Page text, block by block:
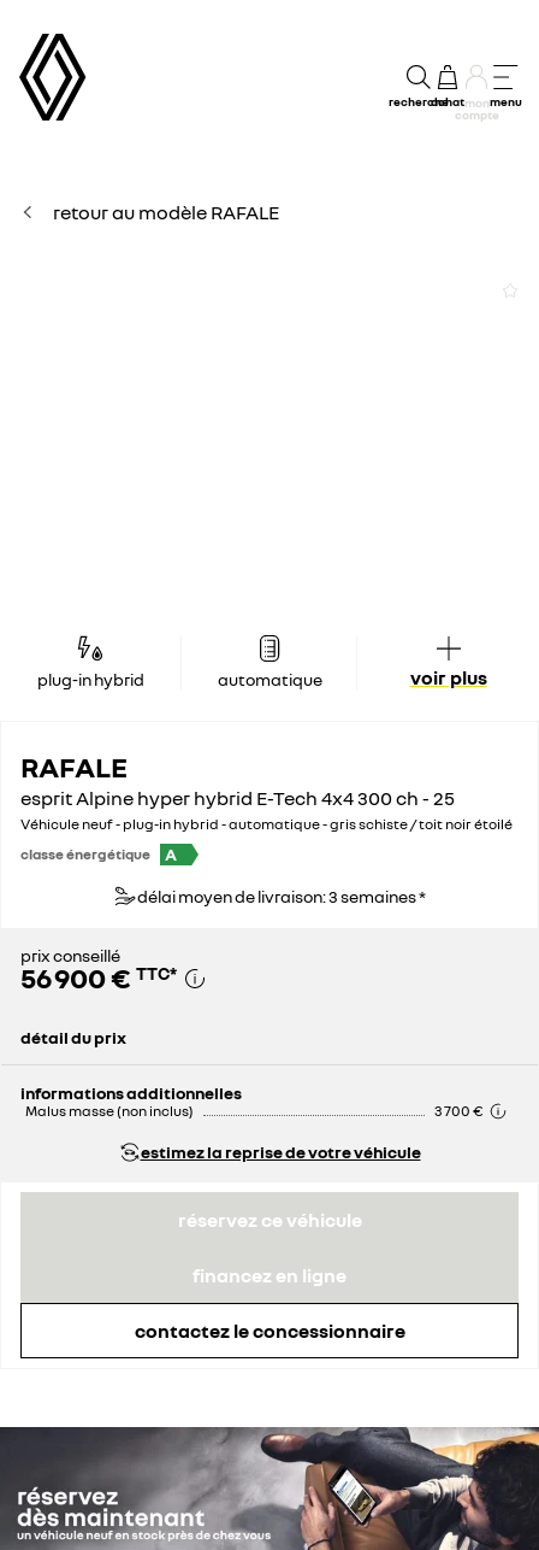
rechercheachatmon
compte
menu
retour au modèle RAFALE
plug-in hybrid automatique voir plus
RAFALE
esprit Alpine hyper hybrid E-Tech 4x4 300 ch - 25
Véhicule neuf - plug-in hybrid - automatique - gris schiste / toit noir étoilé
classe énergétique
A
délai moyen de livraison: 3 semaines *
prix conseillé
56 900 € TTC*
détail du prix
informations additionnelles
Malus masse (non inclus) 3 700 €
estimez la reprise de votre véhicule
réservez ce véhicule
financez en ligne
contactez le concessionnaire